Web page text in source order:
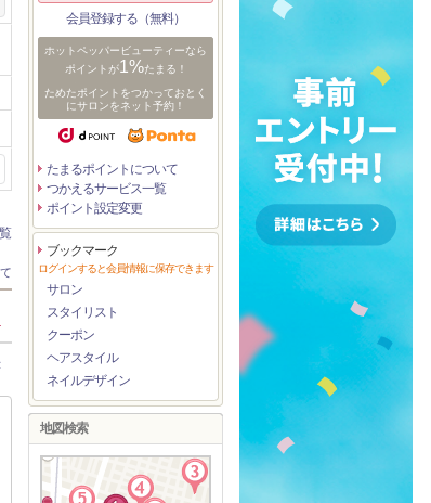
会員登録する（無料）
ホットペッパービューティーなら
ポイントが1%たまる！
ためたポイントをつかっておとく
にサロンをネット予約！
たまるポイントについて
つかえるサービス一覧
ポイント設定変更
ブックマーク
ログインすると会員情報に保存できます
サロン
スタイリスト
クーポン
ヘアスタイル
ネイルデザイン
地図検索